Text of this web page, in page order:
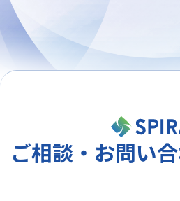
ご相談・お問い